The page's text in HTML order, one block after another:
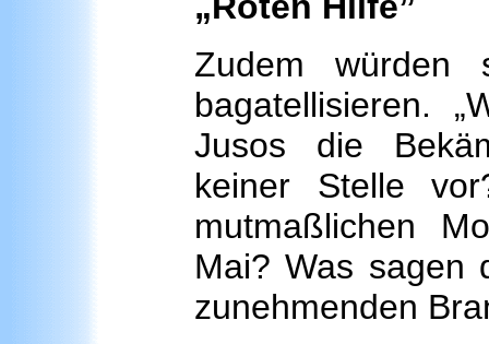
Zudem würden
bagatellisieren.
Jusos die
keiner Stelle
mutmaßlichen
Mai? Was sagen
zunehmenden